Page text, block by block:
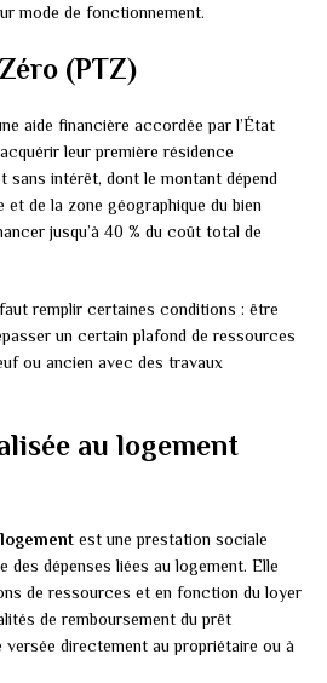
mode de fonctionnement.
(PTZ)
aide financière accordée par l’État
leur première résidence
sans intérêt, dont le montant dépend
de la zone géographique du bien
jusqu’à 40 % du coût total de
remplir certaines conditions : être
un certain plafond de ressources
ou ancien avec des travaux
au logement
est une prestation sociale
des dépenses liées au logement. Elle
de ressources et en fonction du loyer
de remboursement du prêt
versée directement au propriétaire ou à